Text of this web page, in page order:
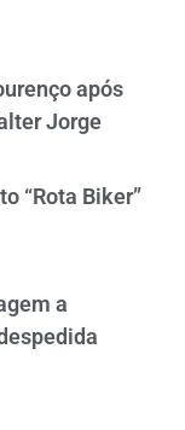
após
Jorge
“Rota Biker”
a